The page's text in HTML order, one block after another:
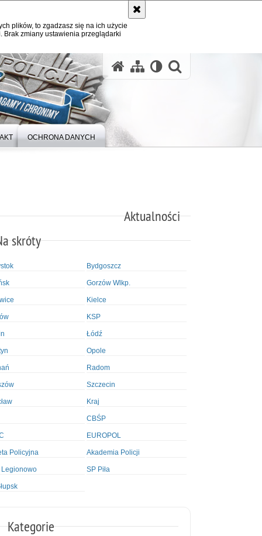
plików, to zgadzasz się na ich użycie
zmiany ustawienia przeglądarki
OCHRONA DANYCH
Aktualności
skróty
Bydgoszcz
Gorzów Wlkp.
Kielce
KSP
Łódź
Opole
Radom
Szczecin
Kraj
CBŚP
EUROPOL
Policyjna Akademia Policji
Legionowo SP Piła
Kategorie